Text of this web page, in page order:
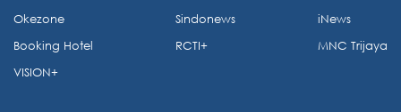
Okezone
Booking Hotel
VISION+
Sindonews
RCTI+
iNews
MNC Trijaya